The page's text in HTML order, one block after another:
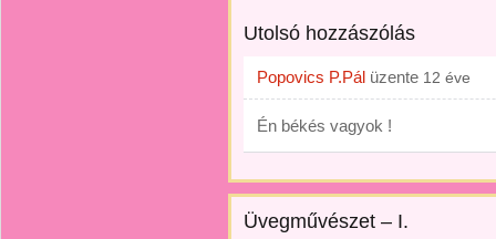
Utolsó hozzászólás
Popovics P.Pál üzente 12 éve
Én békés vagyok !
Üvegművészet – I.